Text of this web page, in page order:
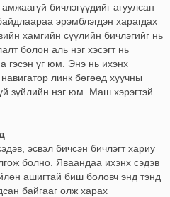
бичлэгүүдийг агуулсан
эрэмблэгдэн харагдах
хамгийн сүүлийн бичлэгийг нь
болон аль нэг хэсэгт нь
гэсэн үг юм. Энэ нь ихэнх
линк бөгөөд хуучны
зүйлийн нэг юм. Маш хэрэгтэй
эсвэл бичсэн бичлэгт хариу
болно. Яваандаа ихэнх сэдэв
ашигтай биш боловч энд тэнд
байгааг олж харах